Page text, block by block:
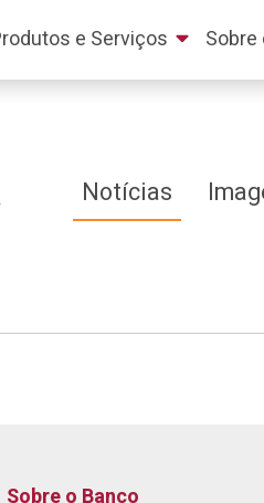
e Serviços Sobre
Notícias